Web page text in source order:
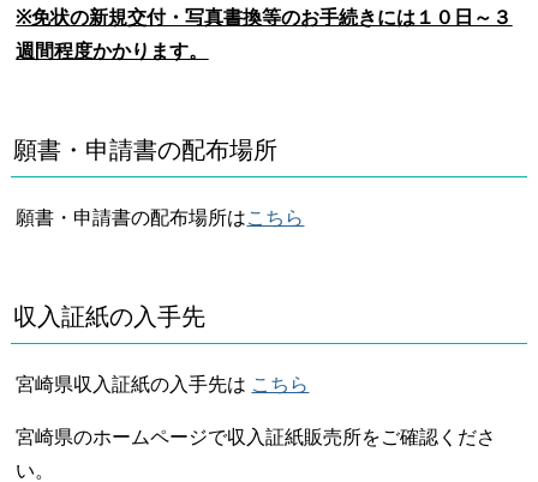
※免状の新規交付・写真書換等のお手続きには１０日～３
週間程度かかります。
願書・申請書の配布場所
願書・申請書の配布場所はこちら
収入証紙の入手先
宮崎県収入証紙の入手先は こちら
宮崎県のホームページで収入証紙販売所をご確認くださ
い。